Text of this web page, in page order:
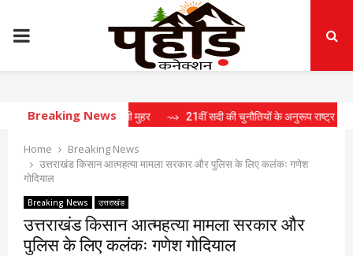
PRIMARY
MENU
Breaking News
प्रस्तावों पर लगी मुहर ⇝ 21वीं सदी की चुनौतियों के अनुरूप राष्ट्र निर्माण के लिए
Home
Breaking News
उत्तराखंड किसान आत्महत्या मामला सरकार और पुलिस के लिए कलंकः गणेश
गोदियाल
Breaking News उत्तराखंड
उत्तराखंड किसान आत्महत्या मामला सरकार और
पुलिस के लिए कलंकः गणेश गोदियाल